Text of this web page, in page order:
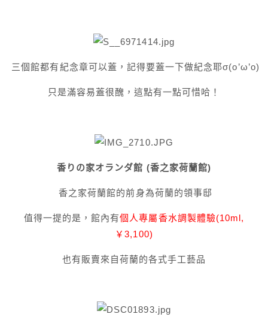
三個館都有紀念章可以蓋，記得要蓋一下做紀念耶σ(o’ω’o)
只是滿容易蓋很醜，這點有一點可惜哈！
香りの家オランダ館 (香之家荷蘭館)
香之家荷蘭館的前身為荷蘭的領事邸
值得一提的是，館內有個人專屬香水調製體驗(10ml,
￥3,100)
也有販賣來自荷蘭的各式手工藝品